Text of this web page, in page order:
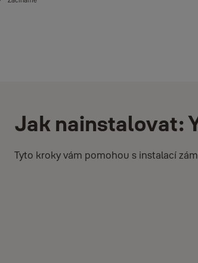
Jak nainstalovat:
Tyto kroky vám pomohou s instalací